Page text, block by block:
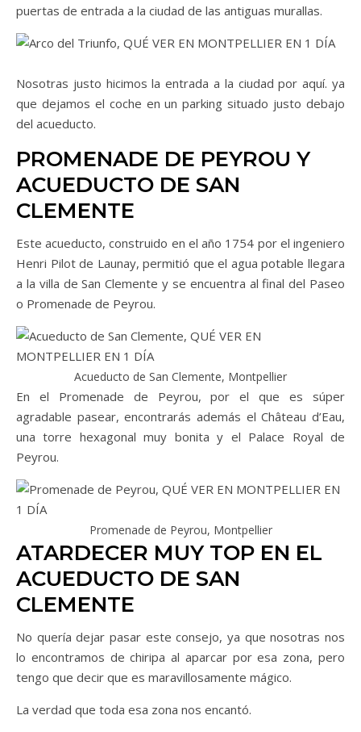
puertas de entrada a la ciudad de las antiguas murallas.
Nosotras justo hicimos la entrada a la ciudad por aquí. ya
que dejamos el coche en un parking situado justo debajo
del acueducto.
PROMENADE DE PEYROU Y
ACUEDUCTO DE SAN
CLEMENTE
Este acueducto, construido en el año 1754 por el ingeniero
Henri Pilot de Launay, permitió que el agua potable llegara
a la villa de San Clemente y se encuentra al final del Paseo
o Promenade de Peyrou.
Acueducto de San Clemente, Montpellier
En el Promenade de Peyrou, por el que es súper
agradable pasear, encontrarás además el Château d’Eau,
una torre hexagonal muy bonita y el Palace Royal de
Peyrou.
Promenade de Peyrou, Montpellier
ATARDECER MUY TOP EN EL
ACUEDUCTO DE SAN
CLEMENTE
No quería dejar pasar este consejo, ya que nosotras nos
lo encontramos de chiripa al aparcar por esa zona, pero
tengo que decir que es maravillosamente mágico.
La verdad que toda esa zona nos encantó.